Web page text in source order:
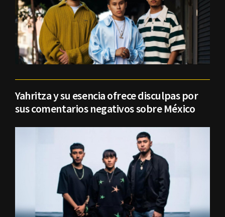
Yahritza y su esencia ofrece disculpas por
sus comentarios negativos sobre México